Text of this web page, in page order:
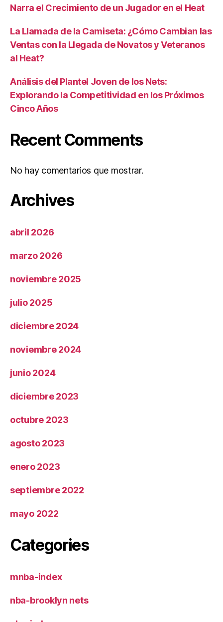
Narra el Crecimiento de un Jugador en el Heat
La Llamada de la Camiseta: ¿Cómo Cambian las
Ventas con la Llegada de Novatos y Veteranos
al Heat?
Análisis del Plantel Joven de los Nets:
Explorando la Competitividad en los Próximos
Cinco Años
Recent Comments
No hay comentarios que mostrar.
Archives
abril 2026
marzo 2026
noviembre 2025
julio 2025
diciembre 2024
noviembre 2024
junio 2024
diciembre 2023
octubre 2023
agosto 2023
enero 2023
septiembre 2022
mayo 2022
Categories
mnba-index
nba-brooklyn nets